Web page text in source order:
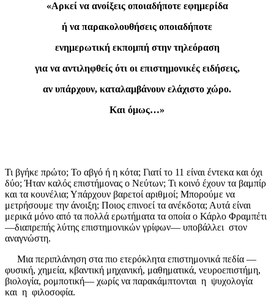
«Αρκεί να ανοίξεις οποιαδήποτε εφημερίδα
ή να παρακολουθήσεις οποιαδήποτε
ενημερωτική εκπομπή στην τηλεόραση
για να αντιληφθείς ότι οι επιστημονικές ειδήσεις,
αν υπάρχουν, καταλαμβάνουν ελάχιστο χώρο.
Και όμως…»
Τι βγήκε πρώτο; Το αβγό ή η κότα; Γιατί το 11 είναι έντεκα και όχι
δύο; Ήταν καλός επιστήμονας ο Νεύτων; Τι κοινό έχουν τα βαμπίρ
και τα κουνέλια; Υπάρχουν βαρετοί αριθμοί; Μπορούμε να
μετρήσουμε την άνοιξη; Ποιος επινοεί τα ανέκδοτα; Αυτά είναι
μερικά μόνο από τα πολλά ερωτήματα τα οποία ο Κάρλο Φραμπέτι
—διαπρεπής λύτης επιστημονικών γρίφων— υποβάλλει στον
αναγνώστη.
Μια περιπλάνηση στα πιο ετερόκλητα επιστημονικά πεδία —
φυσική, χημεία, κβαντική μηχανική, μαθηματικά, νευροεπιστήμη,
βιολογία, ρομποτική— χωρίς να παρακάμπτονται η ψυχολογία
και η φιλοσοφία.